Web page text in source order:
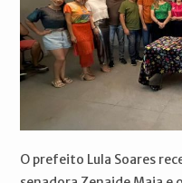
O prefeito Lula Soares